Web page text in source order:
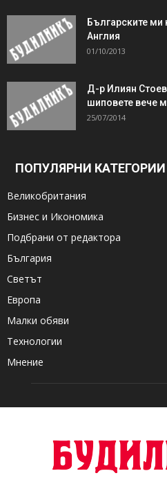
Българските ми
Англия
01/10/2013
Д-р Илиян
шиповете вече
25/07/2014
ПОПУЛЯРНИ КАТЕГОРИИ
Великобритания
Бизнес и Икономика
Подбрани от редактора
България
Светът
Европа
Малки обяви
Технологии
Мнение